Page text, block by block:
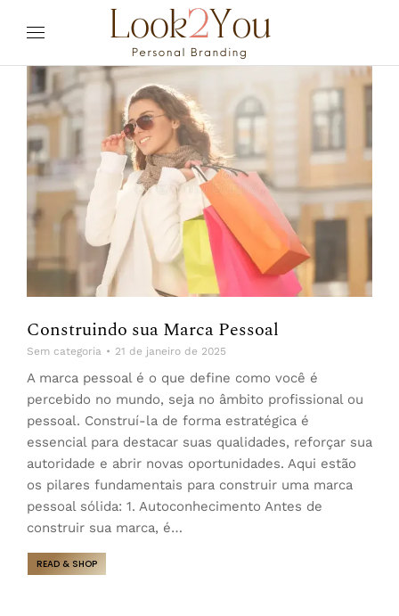
Construindo sua Marca Pessoal
Sem categoria 21 de janeiro de 2025
A marca pessoal é o que define como você é
percebido no mundo, seja no âmbito profissional ou
pessoal. Construí-la de forma estratégica é
essencial para destacar suas qualidades, reforçar sua
autoridade e abrir novas oportunidades. Aqui estão
os pilares fundamentais para construir uma marca
pessoal sólida: 1. Autoconhecimento Antes de
construir sua marca, é…
READ & SHOP